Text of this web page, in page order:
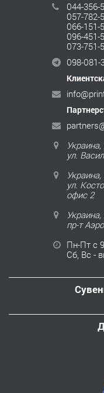
044-356-
057-782-
066-151-
096-451-
073-751-
098-081-
Украина,
ул.
ул.
офис 2
Украина,
пр-т
Пн-Пт с
Сб, Вс -